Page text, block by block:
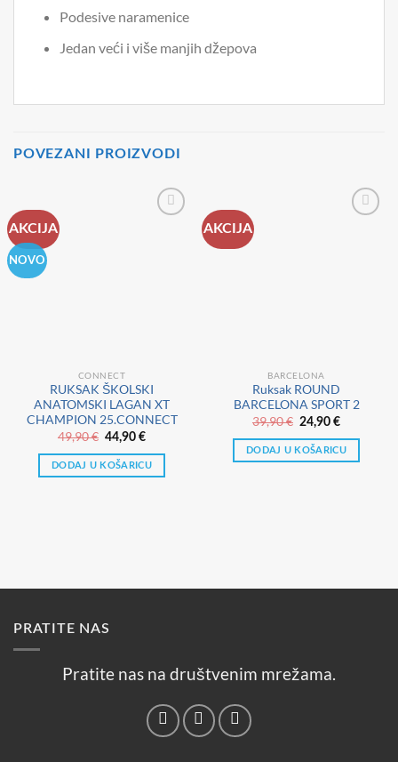
Podesive naramenice
Jedan veći i više manjih džepova
POVEZANI PROIZVODI
AKCIJA
NOVO
CONNECT
RUKSAK ŠKOLSKI
ANATOMSKI LAGAN XT
CHAMPION 25.CONNECT
49,90€ Izvorna
cijena
bila
je:
49,90 €.
44,90€Trenutna
je:
44,90 €.
DODAJ U KOŠARICU
AKCIJA
BARCELONA
Ruksak ROUND
BARCELONA SPORT 2
39,90€ Izvorna
cijena
bila
je:
39,90 €.
24,90€Trenutna
je:
24,90 €.
DODAJ U KOŠARICU
PRATITE NAS
Pratite nas na društvenim mrežama.